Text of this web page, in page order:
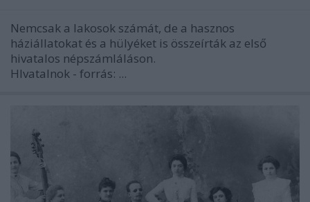
Nemcsak a lakosok számát, de a hasznos
háziállatokat és a hülyéket is összeírták az első
hivatalos népszámláláson.
HIvatalnok - forrás: ...